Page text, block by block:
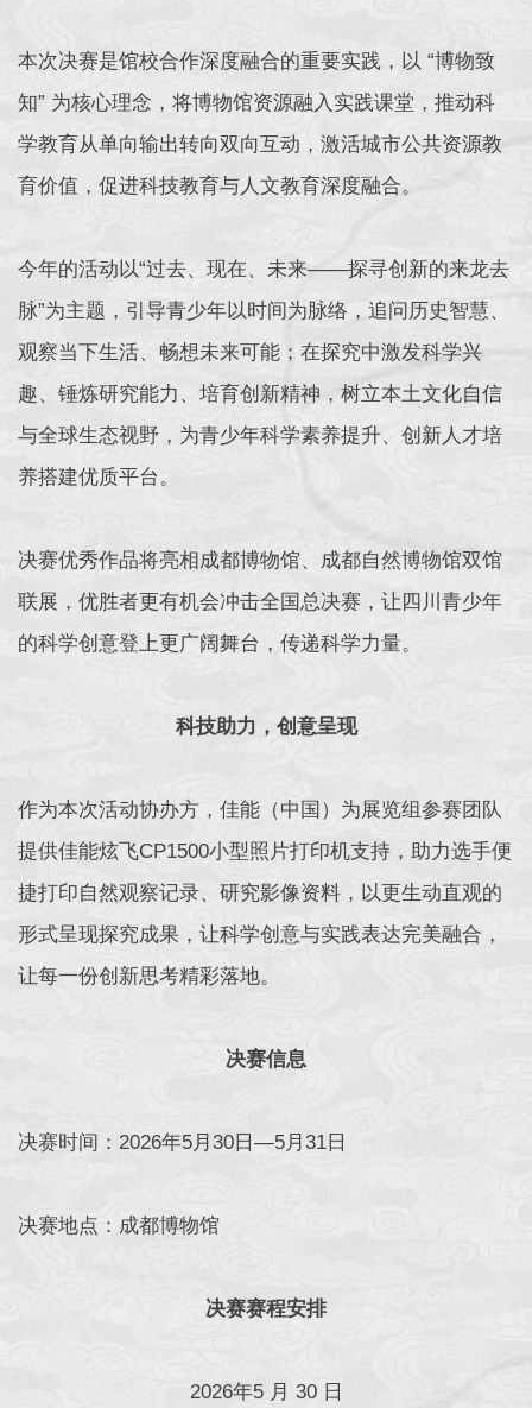
本次决赛是馆校合作深度融合的重要实践，以 “博物致
知” 为核心理念，将博物馆资源融入实践课堂，推动科
学教育从单向输出转向双向互动，激活城市公共资源教
育价值，促进科技教育与人文教育深度融合。
今年的活动以“过去、现在、未来——探寻创新的来龙去
脉”为主题，引导青少年以时间为脉络，追问历史智慧、
观察当下生活、畅想未来可能；在探究中激发科学兴
趣、锤炼研究能力、培育创新精神，树立本土文化自信
与全球生态视野，为青少年科学素养提升、创新人才培
养搭建优质平台。
决赛优秀作品将亮相成都博物馆、成都自然博物馆双馆
联展，优胜者更有机会冲击全国总决赛，让四川青少年
的科学创意登上更广阔舞台，传递科学力量。
科技助力，创意呈现
作为本次活动协办方，佳能（中国）为展览组参赛团队
提供佳能炫飞CP1500小型照片打印机支持，助力选手便
捷打印自然观察记录、研究影像资料，以更生动直观的
形式呈现探究成果，让科学创意与实践表达完美融合，
让每一份创新思考精彩落地。
决赛信息
决赛时间：2026年5月30日—5月31日
决赛地点：成都博物馆
决赛赛程安排
2026年5 月 30 日